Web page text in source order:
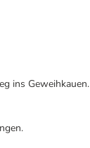
ins Geweihkauen.